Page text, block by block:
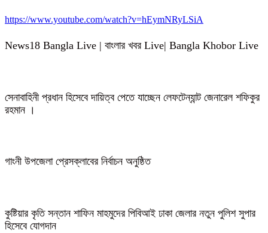
https://www.youtube.com/watch?v=hEymNRyLSiA
News18 Bangla Live | বাংলার খবর Live| Bangla Khobor Live
সেনাবাহিনী প্রধান হিসেবে দায়িত্ব পেতে যাচ্ছেন লেফটেন্যান্ট জেনারেল শফিকুর
রহমান ।
গাংনী উপজেলা প্রেসক্লাবের নির্বাচন অনুষ্ঠিত
কুষ্টিয়ার কৃতি সন্তান শাফিন মাহমুদের পিবিআই ঢাকা জেলার নতুন পুলিশ সুপার
হিসেবে যোগদান